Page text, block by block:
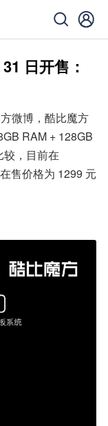
日开售：
微博，酷比魔方
RAM + 128GB
较，目前在
售价格为 1299 元